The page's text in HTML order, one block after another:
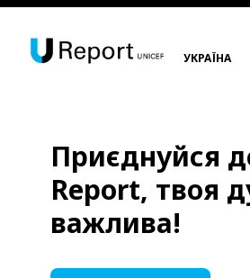
УКРАЇНА
Приєднуйся
Report, твоя
важлива!